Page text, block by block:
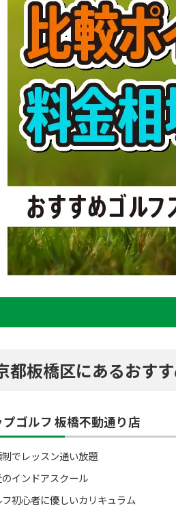
都板橋区にあるおす
プゴルフ 板橋不動通り店
制でレッスン通い放題
のインドアスクール
フ初心者に優しいカリキュラム